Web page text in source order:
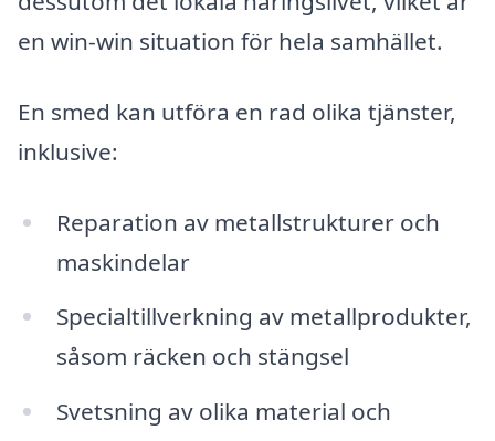
en win-win situation för hela samhället.
En smed kan utföra en rad olika tjänster,
inklusive:
Reparation av metallstrukturer och
maskindelar
Specialtillverkning av metallprodukter,
såsom räcken och stängsel
Svetsning av olika material och